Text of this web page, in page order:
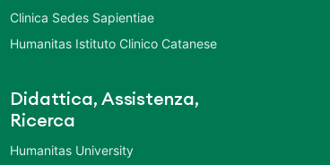
Clinica Sedes Sapientiae
Humanitas Istituto Clinico Catanese
Didattica, Assistenza,
Ricerca
Humanitas University